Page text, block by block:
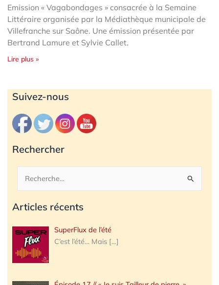
Emission « Vagabondages » consacrée à la Semaine
Littéraire organisée par la Médiathèque municipale de
Villefranche sur Saône. Une émission présentée par
Bertrand Lamure et Sylvie Callet.
Lire plus »
Suivez-nous
Rechercher
Rechercher :
Articles récents
SuperFlux de l’été
C’est l’été… Mais […]
Archives